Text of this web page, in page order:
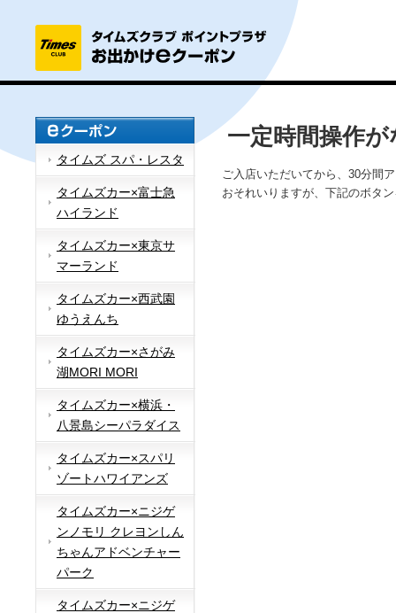
タイムズ スパ・レスタ
タイムズカー×富士急
ハイランド
タイムズカー×東京サ
マーランド
タイムズカー×西武園
ゆうえんち
タイムズカー×さがみ
湖MORI MORI
タイムズカー×横浜・
八景島シーパラダイス
タイムズカー×スパリ
ゾートハワイアンズ
タイムズカー×ニジゲ
ンノモリ クレヨンしん
ちゃんアドベンチャー
パーク
タイムズカー×ニジゲ
一定時間操作
ご入店いただいてから、30分間
おそれいりますが、下記のボタ